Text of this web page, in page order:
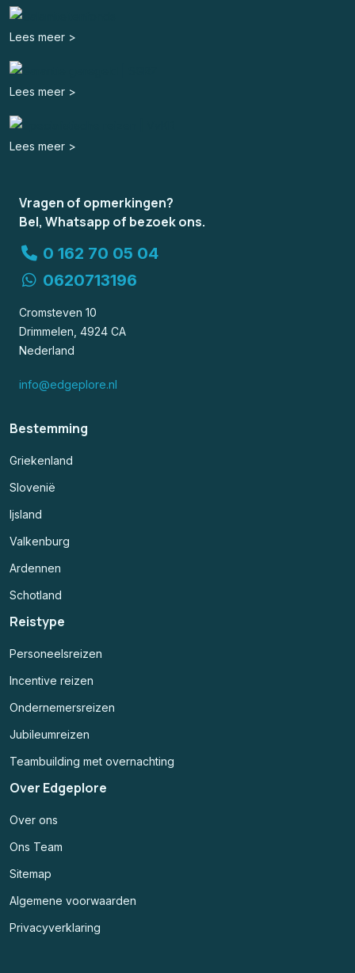
Lees meer >
Lees meer >
Lees meer >
Vragen of opmerkingen?
Bel, Whatsapp of bezoek ons.
0 162 70 05 04
0620713196
Cromsteven 10
Drimmelen, 4924 CA
Nederland
info@edgeplore.nl
Bestemming
Griekenland
Slovenië
Ijsland
Valkenburg
Ardennen
Schotland
Reistype
Personeelsreizen
Incentive reizen
Ondernemersreizen
Jubileumreizen
Teambuilding met overnachting
Over Edgeplore
Over ons
Ons Team
Sitemap
Algemene voorwaarden
Privacyverklaring